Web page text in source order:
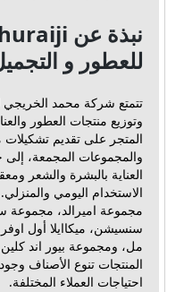
للعطور و
تتمتع شركة محمد الخريجي
وتوزيع منتجات العطور
المتجر على تقديم تشكيلات
والمجموعات المجمعة،
العناية بالبشرة والشعر
الاستخدام اليومي
مجموعة اميرالد، مجموعة
مل، ومجموعة بيور اند
المنتجات تنوع الأصناف
احتياجات العملاء المختلفة.